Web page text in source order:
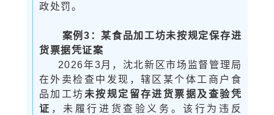
政处罚。
案例 3：某食品加工坊未按规定保存进
货票据凭证案
2026年3月，沈北新区市场监督管理局
在外卖检查中发现，辖区某个体工商户食
品加工坊 未按规定留存进货票据及查验凭
证 ，未履行进货查验义务。该行为违反